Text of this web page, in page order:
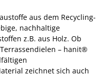
aus dem Recycling-
nachhaltige
z.B. aus Holz. Ob
– hanit®
zeichnet sich auch